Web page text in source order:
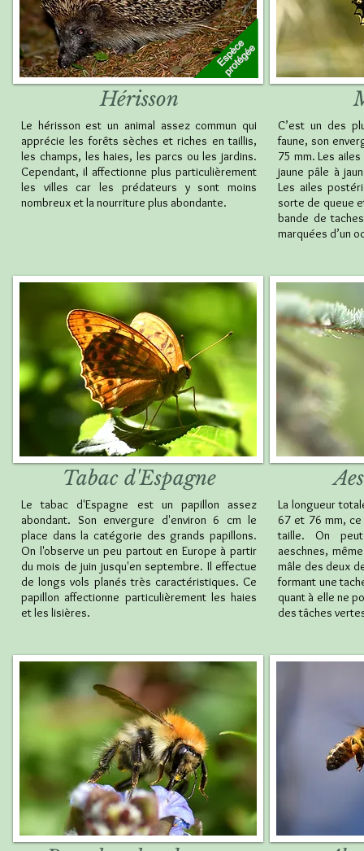
Hérisson
Le hérisson est un animal assez commun qui
apprécie les forêts sèches et riches en taillis,
les champs, les haies, les parcs ou les jardins.
Cependant, il affectionne plus particulièrement
les villes car les prédateurs y sont moins
nombreux et la nourriture plus abondante.
Tabac d'Espagne
Le tabac d'Espagne est un papillon assez
abondant. Son envergure d'environ 6 cm le
place dans la catégorie des grands papillons.
On l'observe un peu partout en Europe à partir
du mois de juin jusqu'en septembre. Il effectue
de longs vols planés très caractéristiques. Ce
papillon affectionne particulièrement les haies
et les lisières.
C’est un des
faune, son
75 mm. Les
jaune pâle à
Les ailes
sorte de queue
bande de
marquées d’un
La longueur
67 et 76 mm,
taille. On
aeschnes,
mâle des deux
formant une
quant à elle ne
des tâches